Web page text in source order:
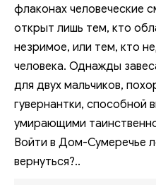
флаконах человеческие
открыт лишь тем, кто
незримое, или тем, кто
человека. Однажды
для двух мальчиков,
гувернантки, способной
умирающими
Войти в Дом-Сумеречье
вернуться?..